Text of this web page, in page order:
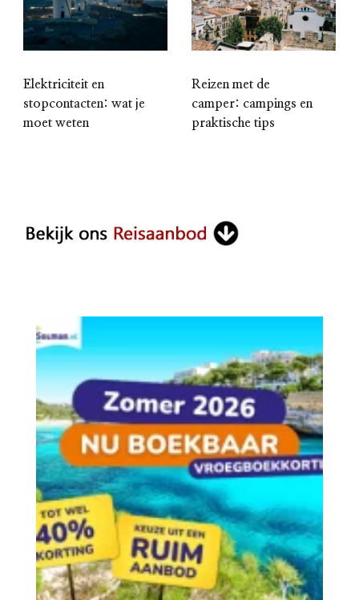
Elektriciteit en
stopcontacten: wat je
moet weten
Reizen met de
camper: campings en
praktische tips